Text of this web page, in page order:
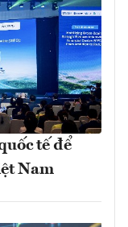
tế để
Nam